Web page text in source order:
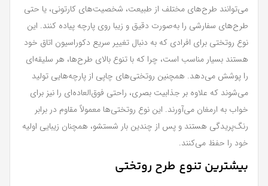
می‌توانند طرح‌های مختلف از طبیعت، شخصیت‌های کارتونی، یا حتی
طرح‌های سفارشی را به‌صورت دقیق و زیبا روی پارچه پیاده کنند. این
نوع روتختی برای افرادی که به دنبال تغییر سریع دکوراسیون اتاق خود
هستند بسیار مناسب است، چرا که با تنوع بالای طرح‌ها، هر سلیقه‌ای
را پوشش می‌دهد. همچنین روتختی‌های چاپی از پارچه‌هایی تولید
می‌شوند که علاوه بر جذابیت بصری، راحتی فوق‌العاده‌ای را نیز برای
خواب به ارمغان می‌آورند. این نوع روتختی‌ها معمولاً مقاوم در برابر
رنگ‌پریدگی هستند و پس از چندین بار شستشو، همچنان زیبایی اولیه
خود را حفظ می‌کنند.
بیشترین تنوع طرح روتختی